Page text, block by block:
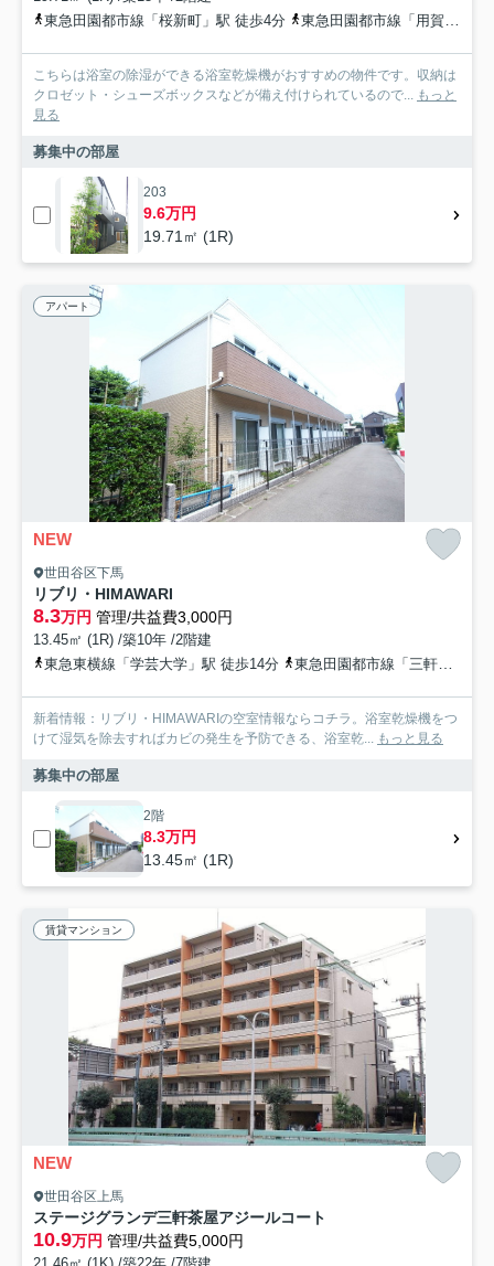
東急田園都市線「桜新町」駅 徒歩4分
東急田園都市線「用賀」駅 徒歩11分
こちらは浴室の除湿ができる浴室乾燥機がおすすめの物件です。収納は
クロゼット・シューズボックスなどが備え付けられているので... もっと
見る
募集中の部屋
203
9.6万円
19.71㎡ (1R)
アパート
NEW
世田谷区下馬
リブリ・HIMAWARI
8.3万円 管理/共益費3,000円
13.45㎡ (1R) /築10年 /2階建
東急東横線「学芸大学」駅 徒歩14分
東急田園都市線「三軒茶屋」駅 徒歩19分
新着情報：リブリ・HIMAWARIの空室情報ならコチラ。浴室乾燥機をつ
けて湿気を除去すればカビの発生を予防できる、浴室乾... もっと見る
募集中の部屋
2階
8.3万円
13.45㎡ (1R)
賃貸マンション
NEW
世田谷区上馬
ステージグランデ三軒茶屋アジールコート
10.9万円 管理/共益費5,000円